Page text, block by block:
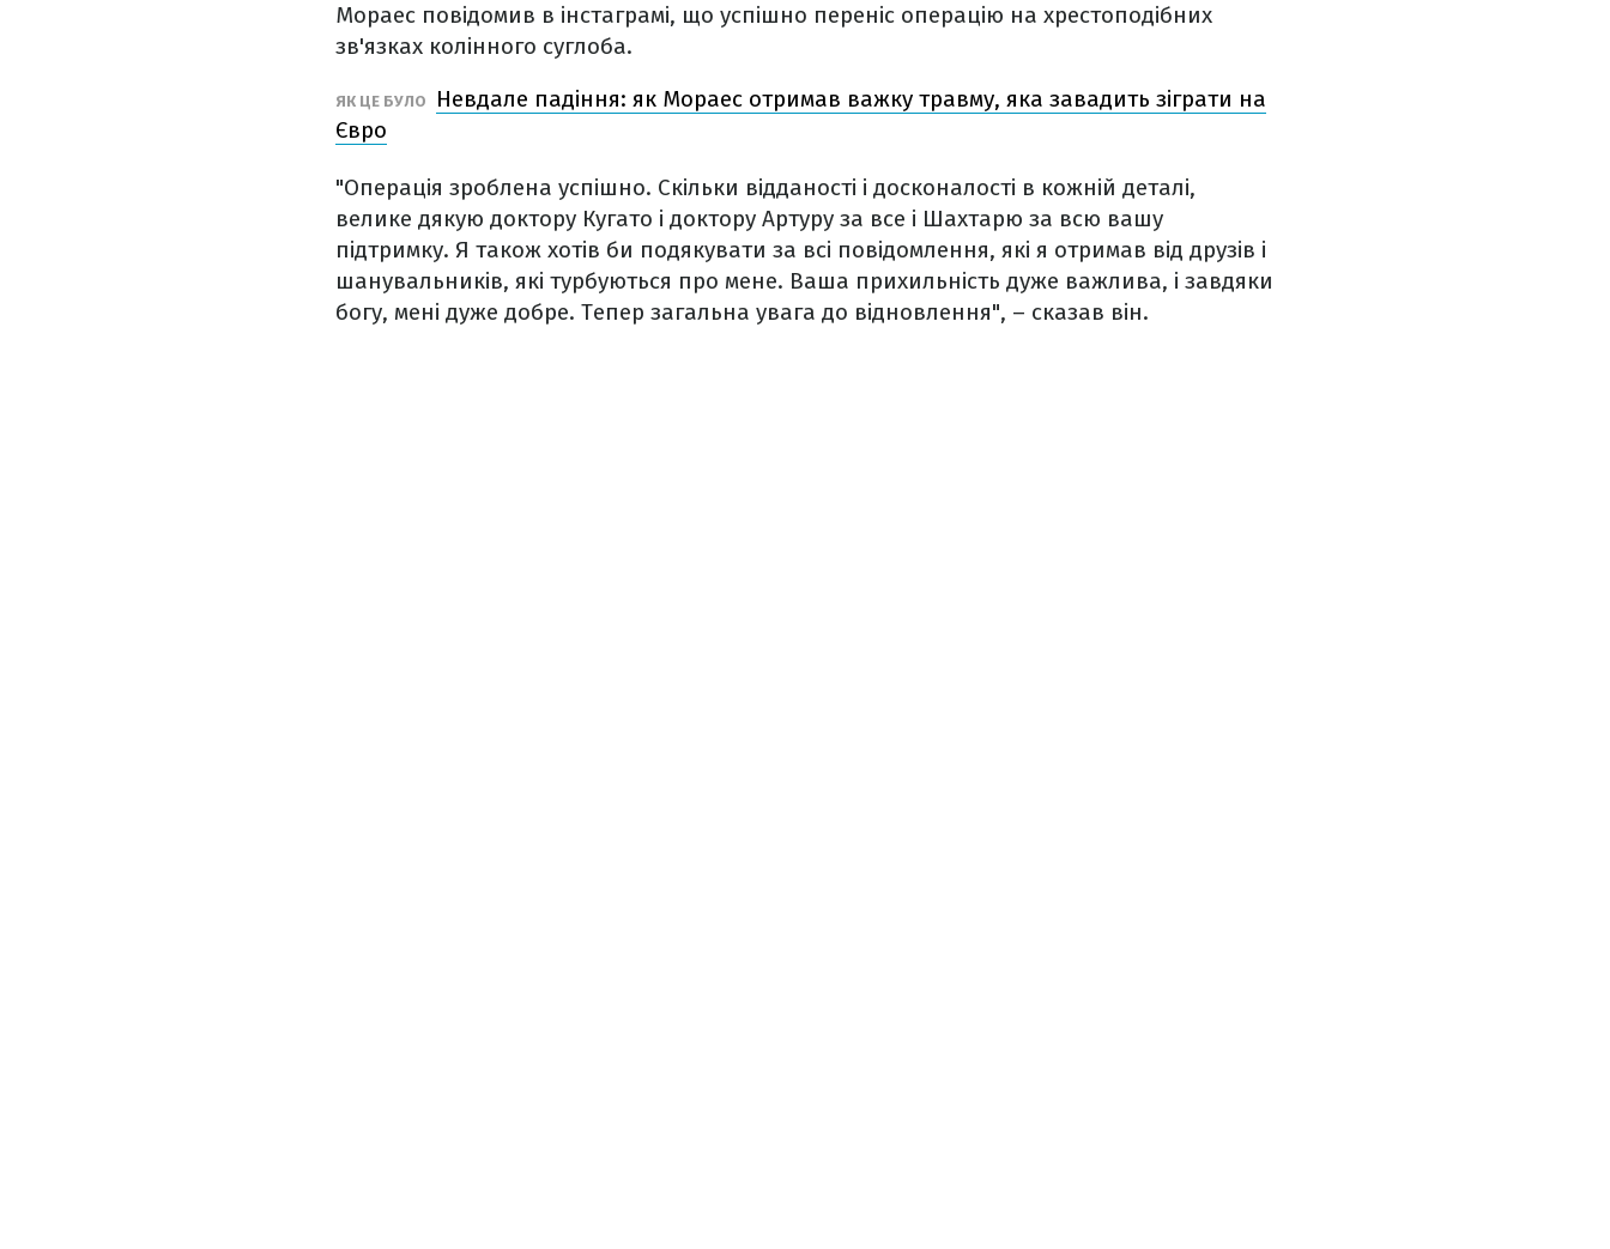
Мораес повідомив в інстаграмі, що успішно переніс операцію на хрестоподібних
зв'язках колінного суглоба.
ЯК ЦЕ БУЛО
Невдале падіння: як Мораес отримав важку травму, яка завадить зіграти на
Євро
"Операція зроблена успішно. Скільки відданості і досконалості в кожній деталі,
велике дякую доктору Кугато і доктору Артуру за все і Шахтарю за всю вашу
підтримку. Я також хотів би подякувати за всі повідомлення, які я отримав від друзів і
шанувальників, які турбуються про мене. Ваша прихильність дуже важлива, і завдяки
богу, мені дуже добре. Тепер загальна увага до відновлення", – сказав він.